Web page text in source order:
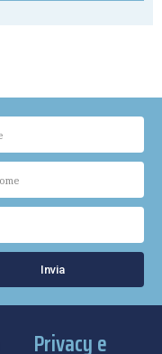
Invia
Privacy e